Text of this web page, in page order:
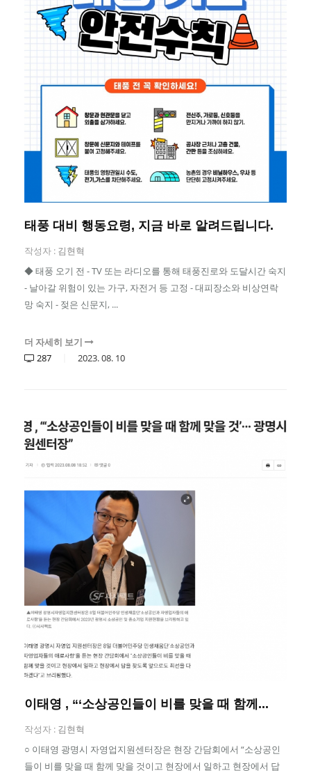
태풍 대비 행동요령, 지금 바로 알려드립니다.
작성자 : 김현혁
◆ 태풍 오기 전 - TV 또는 라디오를 통해 태풍진로와 도달시간 숙지
- 날아갈 위험이 있는 가구, 자전거 등 고정 - 대피장소와 비상연락
망 숙지 - 젖은 신문지, ...
더 자세히 보기
287
2023.08. 10
이태영 , “‘소상공인들이 비를 맞을 때 함께...
작성자 : 김현혁
○ 이태영 광명시 자영업지원센터장은 현장 간담회에서 “소상공인
들이 비를 맞을 때 함께 맞을 것이고 현장에서 일하고 현장에서 답